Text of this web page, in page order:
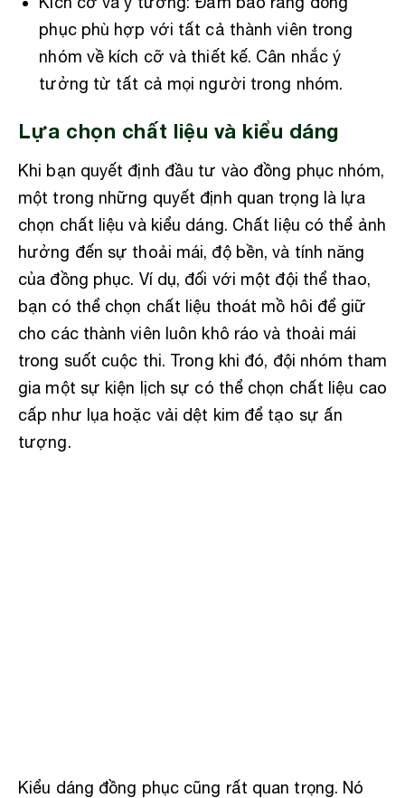
phục phù hợp với tất cả thành viên trong
nhóm về kích cỡ và thiết kế. Cân nhắc ý
tưởng từ tất cả mọi người trong nhóm.
Lựa chọn chất liệu và kiểu dáng
Khi bạn quyết định đầu tư vào đồng phục nhóm,
một trong những quyết định quan trọng là lựa
chọn chất liệu và kiểu dáng. Chất liệu có thể ảnh
hưởng đến sự thoải mái, độ bền, và tính năng
của đồng phục. Ví dụ, đối với một đội thể thao,
bạn có thể chọn chất liệu thoát mồ hôi để giữ
cho các thành viên luôn khô ráo và thoải mái
trong suốt cuộc thi. Trong khi đó, đội nhóm tham
gia một sự kiện lịch sự có thể chọn chất liệu cao
cấp như lụa hoặc vải dệt kim để tạo sự ấn
tượng.
Kiểu dáng đồng phục cũng rất quan trọng. Nó